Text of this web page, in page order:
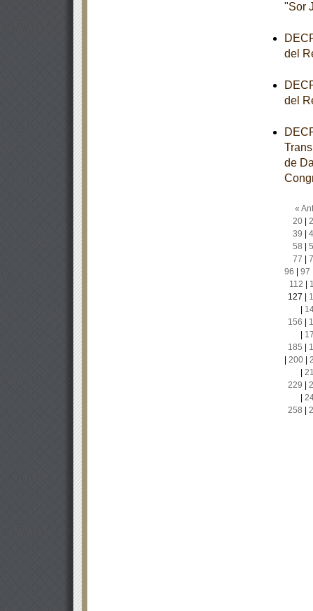
"Sor
del
del
de
«
20|
39
58
77
96
97
112
127
156
185
200|
229
258